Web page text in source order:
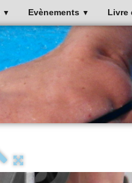
▼ Evènements ▼ Livre